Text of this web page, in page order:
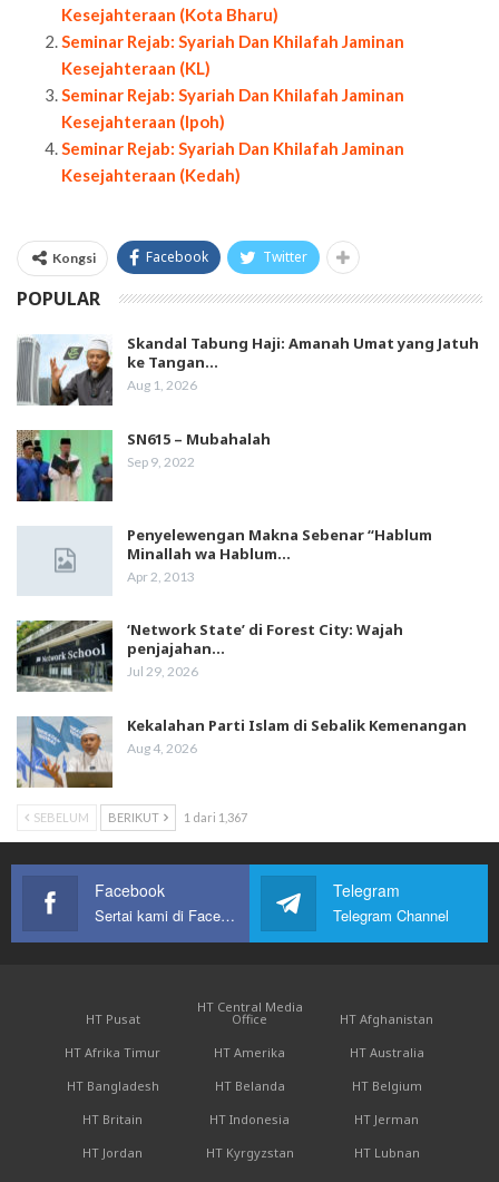
Kesejahteraan (Kota Bharu)
Seminar Rejab: Syariah Dan Khilafah Jaminan
Kesejahteraan (KL)
Seminar Rejab: Syariah Dan Khilafah Jaminan
Kesejahteraan (Ipoh)
Seminar Rejab: Syariah Dan Khilafah Jaminan
Kesejahteraan (Kedah)
Kongsi Facebook Twitter
POPULAR
Skandal Tabung Haji: Amanah Umat yang Jatuh
ke Tangan…
Aug 1, 2026
SN615 – Mubahalah
Sep 9, 2022
Penyelewengan Makna Sebenar “Hablum
Minallah wa Hablum…
Apr 2, 2013
‘Network State’ di Forest City: Wajah
penjajahan…
Jul 29, 2026
Kekalahan Parti Islam di Sebalik Kemenangan
Aug 4, 2026
SEBELUM BERIKUT 1 dari 1,367
Facebook
Sertai kami di Facebook
Telegram
Telegram Channel
HT Pusat
HT Central Media
Office
HT Afghanistan
HT Afrika Timur
HT Amerika
HT Australia
HT Bangladesh
HT Belanda
HT Belgium
HT Britain
HT Indonesia
HT Jerman
HT Jordan
HT Kyrgyzstan
HT Lubnan